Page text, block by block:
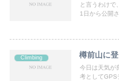
と言うわけで
1日から公開
Climbing 樽前山に
今日は天気が
考としてGPS